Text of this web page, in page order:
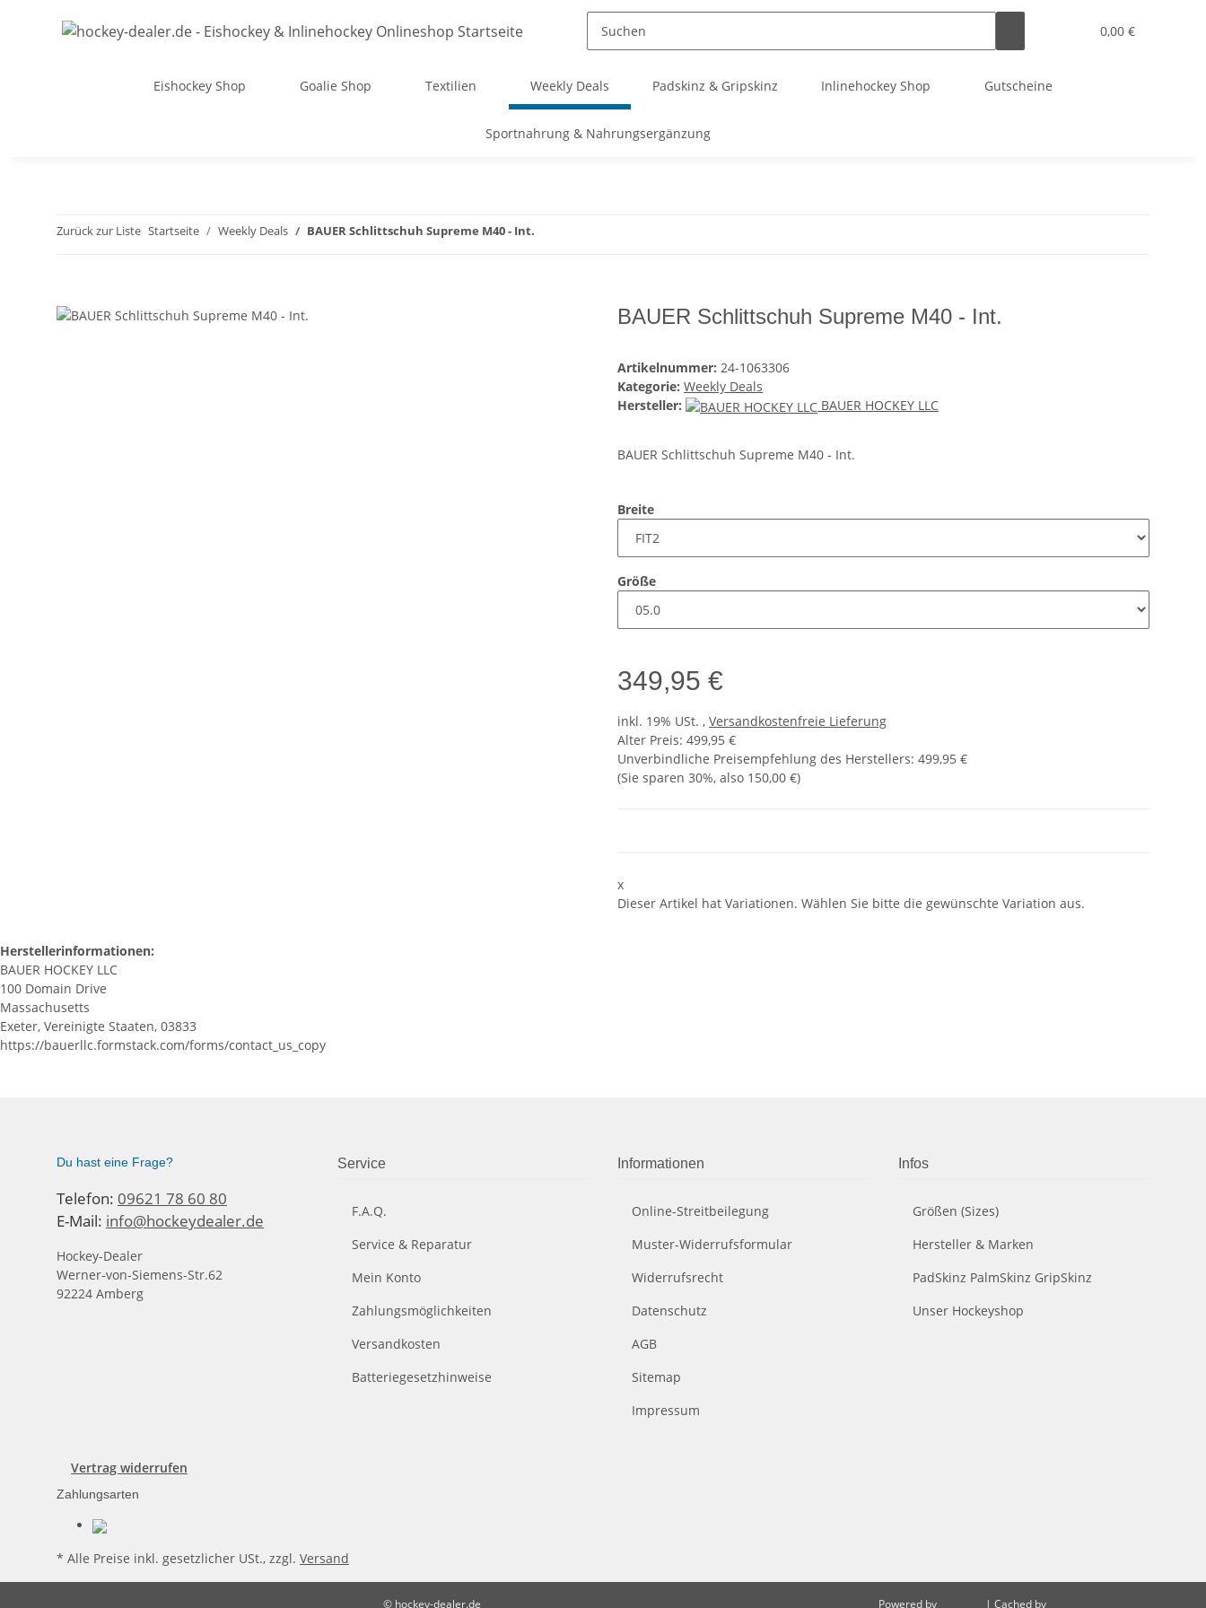
0,00 €
Eishockey Shop Goalie Shop Textilien Weekly Deals Padskinz & Gripskinz Inlinehockey Shop Gutscheine
Sportnahrung & Nahrungsergänzung
Zurück zur Liste Startseite Weekly Deals BAUER Schlittschuh Supreme M40 - Int.
BAUER Schlittschuh Supreme M40 - Int.
Artikelnummer: 24-1063306
Kategorie: Weekly Deals
Hersteller:
BAUER HOCKEY LLC
BAUER Schlittschuh Supreme M40 - Int.
Breite
Größe
349,95 €
inkl. 19% USt. , Versandkostenfreie Lieferung
Alter Preis: 499,95 €
Unverbindliche Preisempfehlung des Herstellers: 499,95 €
(Sie sparen 30%, also 150,00 €)
x
Dieser Artikel hat Variationen. Wählen Sie bitte die gewünschte Variation aus.
Herstellerinformationen:
BAUER HOCKEY LLC
100 Domain Drive
Massachusetts
Exeter, Vereinigte Staaten, 03833
https://bauerllc.formstack.com/forms/contact_us_copy
Du hast eine Frage?
Telefon: 09621 78 60 80
E-Mail: info@hockeydealer.de
Hockey-Dealer
Werner-von-Siemens-Str.62
92224 Amberg
Service
F.A.Q.
Service & Reparatur
Mein Konto
Zahlungsmöglichkeiten
Versandkosten
Batteriegesetzhinweise
Informationen
Online-Streitbeilegung
Muster-Widerrufsformular
Widerrufsrecht
Datenschutz
AGB
Sitemap
Impressum
Infos
Größen (Sizes)
Hersteller & Marken
PadSkinz PalmSkinz GripSkinz
Unser Hockeyshop
Vertrag widerrufen
Zahlungsarten
* Alle Preise inkl. gesetzlicher USt., zzgl. Versand
© hockey-dealer.de Powered by | Cached by